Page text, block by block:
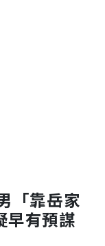
「靠岳家
有預謀